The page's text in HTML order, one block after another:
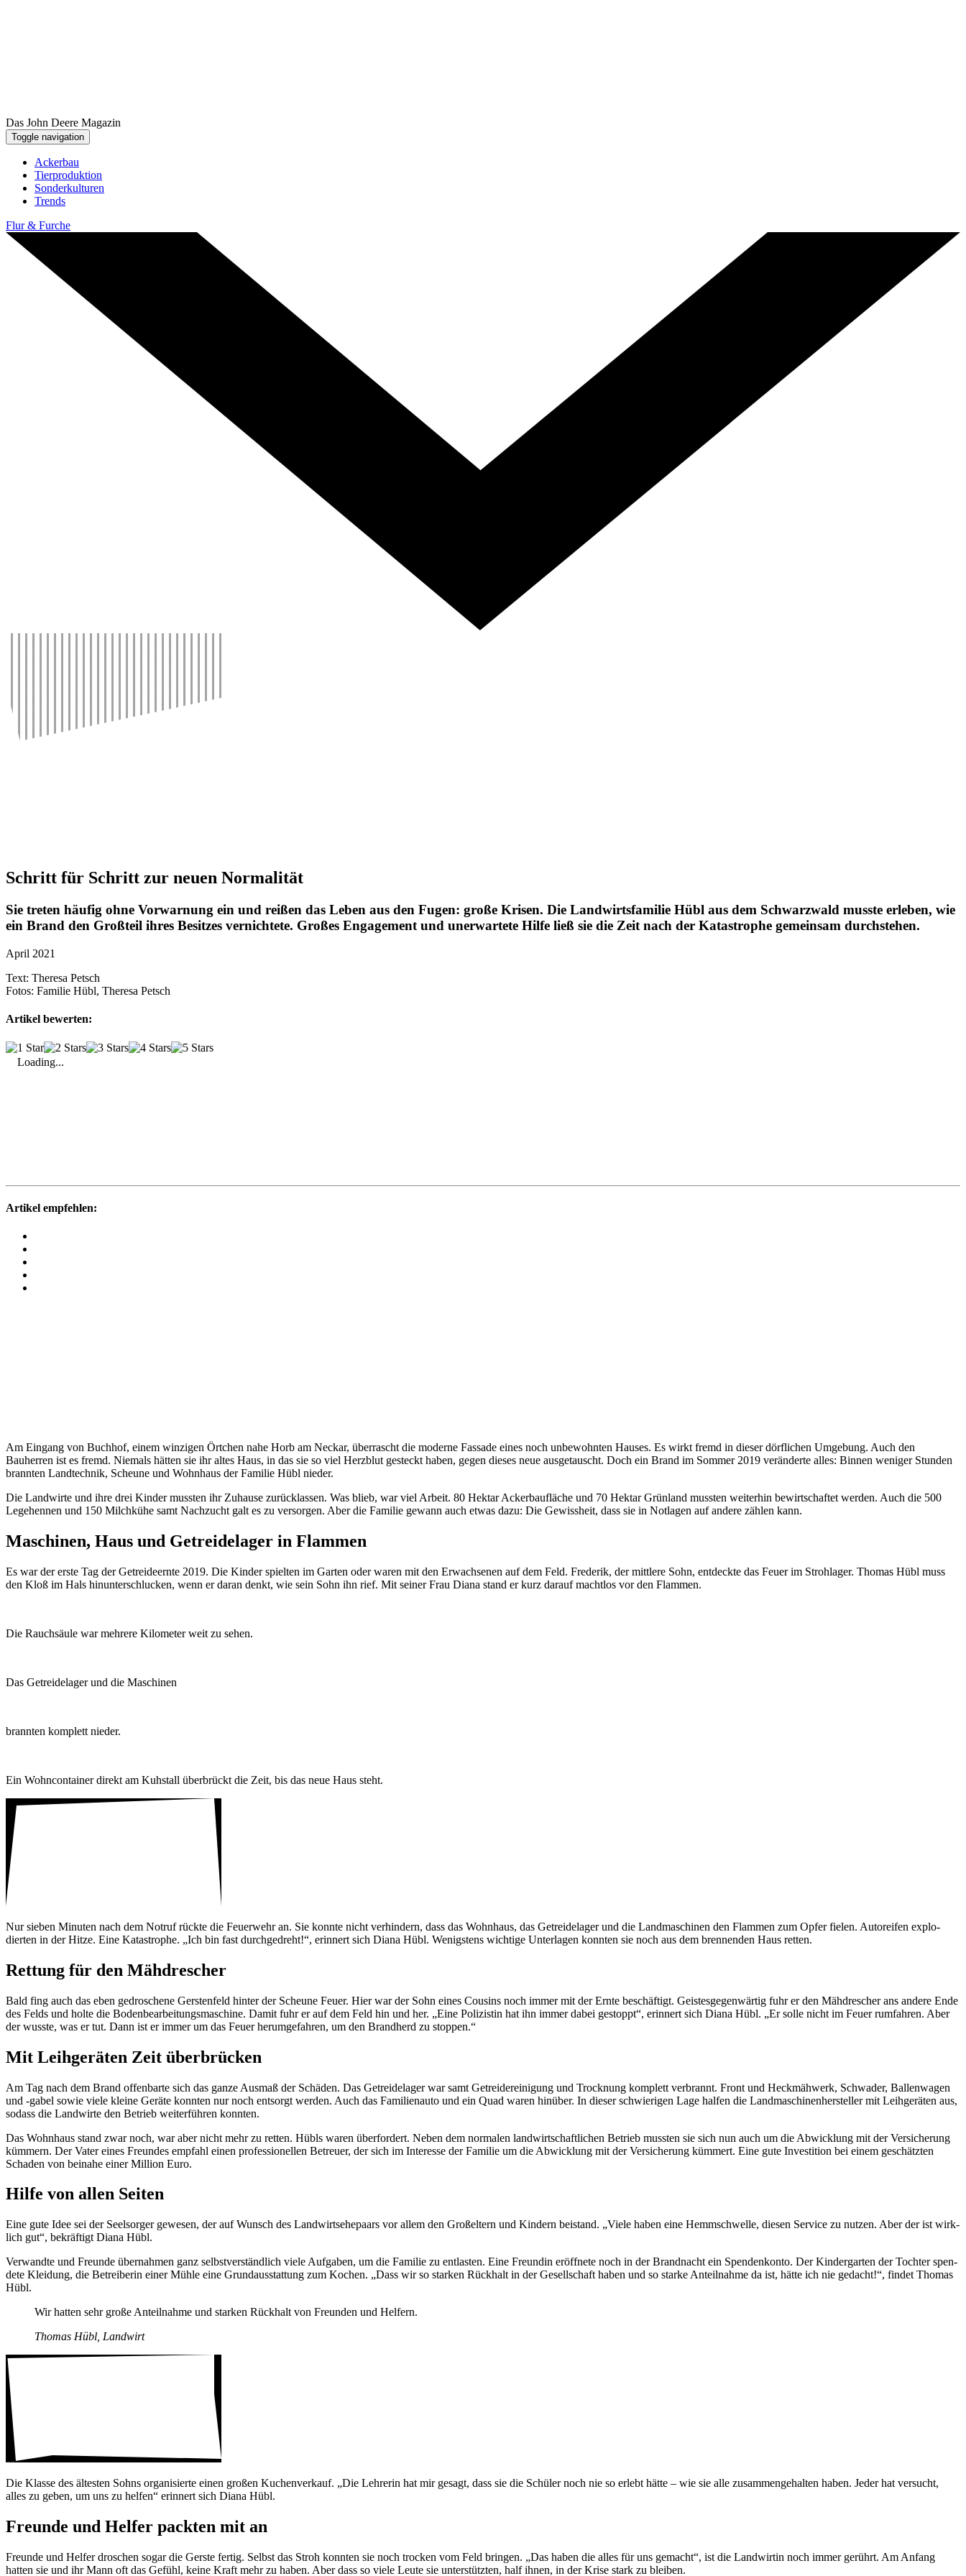
Das John Deere Magazin
Toggle navigation
Ackerbau
Tier­pro­duk­tion
Sonder­kul­turen
Trends
Flur & Furche
Schritt für Schritt zur neuen Normalität
Sie treten häufig ohne Vorwar­nung ein und reißen das Leben aus den Fugen: große Krisen. Die Land­wirts­fa­milie Hübl aus dem Schwarz­wald musste erleben, wie
ein Brand den Groß­teil ihres Besitzes vernich­tete. Großes Enga­ge­ment und uner­war­tete Hilfe ließ sie die Zeit nach der Kata­strophe gemeinsam durch­stehen.
April 2021
Text: Theresa Petsch
Fotos: Familie Hübl, Theresa Petsch
Artikel bewerten:
Loading...
Artikel empfehlen:
Am Eingang von Buchhof, einem winzigen Örtchen nahe Horb am Neckar, über­rascht die moderne Fassade eines noch unbe­wohnten Hauses. Es wirkt fremd in dieser dörf­li­chen Um­gebung. Auch den
Bauherren ist es fremd. Niemals hätten sie ihr altes Haus, in das sie so viel Herz­blut gesteckt haben, gegen dieses neue ausge­tauscht. Doch ein Brand im Sommer 2019 verän­derte alles: Binnen weniger Stunden
brannten Land­technik, Scheune und Wohn­haus der Familie Hübl nieder.
Die Land­wirte und ihre drei Kinder mussten ihr Zuhause zurück­lassen. Was blieb, war viel Arbeit. 80 Hektar Ackerbau­fläche und 70 Hektar Grün­land mussten weiterhin bewirt­schaftet werden. Auch die 500
Lege­hennen und 150 Milch­kühe samt Nach­zucht galt es zu versorgen. Aber die Familie gewann auch etwas dazu: Die Gewiss­heit, dass sie in Notlagen auf andere zählen kann.
Maschinen, Haus und Getreide­lager in Flammen
Es war der erste Tag der Getreide­ernte 2019. Die Kinder spielten im Garten oder waren mit den Erwach­senen auf dem Feld. Frederik, der mitt­lere Sohn, entdeckte das Feuer im Stroh­lager. Thomas Hübl muss
den Kloß im Hals hinunter­schlucken, wenn er daran denkt, wie sein Sohn ihn rief. Mit seiner Frau Diana stand er kurz darauf machtlos vor den Flammen.
Die Rauch­säule war mehrere Kilo­meter weit zu sehen.
Das Getrei­de­lager und die Maschinen
brannten komplett nieder.
Ein Wohn­con­tainer direkt am Kuhstall über­brückt die Zeit, bis das neue Haus steht.
Nur sieben Minuten nach dem Notruf rückte die Feuer­wehr an. Sie konnte nicht verhin­dern, dass das Wohn­haus, das Getrei­de­lager und die Land­ma­schinen den Flammen zum Opfer fielen. Auto­reifen explo­
dierten in der Hitze. Eine Kata­strophe. „Ich bin fast durch­ge­dreht!“, erin­nert sich Diana Hübl. Wenigs­tens wich­tige Unter­lagen konnten sie noch aus dem bren­nenden Haus retten.
Rettung für den Mähdre­scher
Bald fing auch das eben gedro­schene Gers­ten­feld hinter der Scheune Feuer. Hier war der Sohn eines Cousins noch immer mit der Ernte beschäf­tigt. Geistes­gegenwärtig fuhr er den Mähdre­scher ans andere Ende
des Felds und holte die Boden­bearbeitungs­maschine. Damit fuhr er auf dem Feld hin und her. „Eine Poli­zistin hat ihn immer dabei gestoppt“, erin­nert sich Diana Hübl. „Er solle nicht im Feuer rumfahren. Aber
der wusste, was er tut. Dann ist er immer um das Feuer herum­ge­fahren, um den Brand­herd zu stoppen.“
Mit Leih­geräten Zeit über­brü­cken
Am Tag nach dem Brand offen­barte sich das ganze Ausmaß der Schäden. Das Getreide­lager war samt Getreide­reinigung und Trock­nung komplett verbrannt. Front und Heck­mähwerk, Schwader, Ballen­wagen
und -gabel sowie viele kleine Geräte konnten nur noch entsorgt werden. Auch das Familien­auto und ein Quad waren hinüber. In dieser schwie­rigen Lage halfen die Landmaschinen­hersteller mit Leih­ge­räten aus,
sodass die Land­wirte den Betrieb weiter­führen konnten.
Das Wohn­haus stand zwar noch, war aber nicht mehr zu retten. Hübls waren über­for­dert. Neben dem normalen landwirt­schaftlichen Betrieb mussten sie sich nun auch um die Abwick­lung mit der Versi­che­rung
kümmern. Der Vater eines Freundes empfahl einen profes­sio­nellen Betreuer, der sich im Inter­esse der Familie um die Abwick­lung mit der Versi­che­rung kümmert. Eine gute Inves­ti­tion bei einem geschätzten
Schaden von beinahe einer Million Euro.
Hilfe von allen Seiten
Eine gute Idee sei der Seel­sorger gewesen, der auf Wunsch des Landwirts­ehepaars vor allem den Groß­el­tern und Kindern beistand. „Viele haben eine Hemm­schwelle, diesen Service zu nutzen. Aber der ist wirk­
lich gut“, bekräf­tigt Diana Hübl.
Verwandte und Freunde über­nahmen ganz selbst­verständlich viele Aufgaben, um die Familie zu entlasten. Eine Freundin eröff­nete noch in der Brand­nacht ein Spen­den­konto. Der Kinder­garten der Tochter spen­
dete Klei­dung, die Betrei­berin einer Mühle eine Grund­ausstattung zum Kochen. „Dass wir so starken Rück­halt in der Gesell­schaft haben und so starke Anteil­nahme da ist, hätte ich nie gedacht!“, findet Thomas
Hübl.
Wir hatten sehr große Anteil­nahme und starken Rück­halt von Freunden und Helfern.
Thomas Hübl, Land­wirt
Die Klasse des ältesten Sohns orga­ni­sierte einen großen Kuchen­ver­kauf. „Die Lehrerin hat mir gesagt, dass sie die Schüler noch nie so erlebt hätte – wie sie alle zusammen­gehalten haben. Jeder hat versucht,
alles zu geben, um uns zu helfen“ erin­nert sich Diana Hübl.
Freunde und Helfer packten mit an
Freunde und Helfer droschen sogar die Gerste fertig. Selbst das Stroh konnten sie noch trocken vom Feld bringen. „Das haben die alles für uns gemacht“, ist die Land­wirtin noch immer gerührt. Am Anfang
hatten sie und ihr Mann oft das Gefühl, keine Kraft mehr zu haben. Aber dass so viele Leute sie unter­stützten, half ihnen, in der Krise stark zu bleiben.